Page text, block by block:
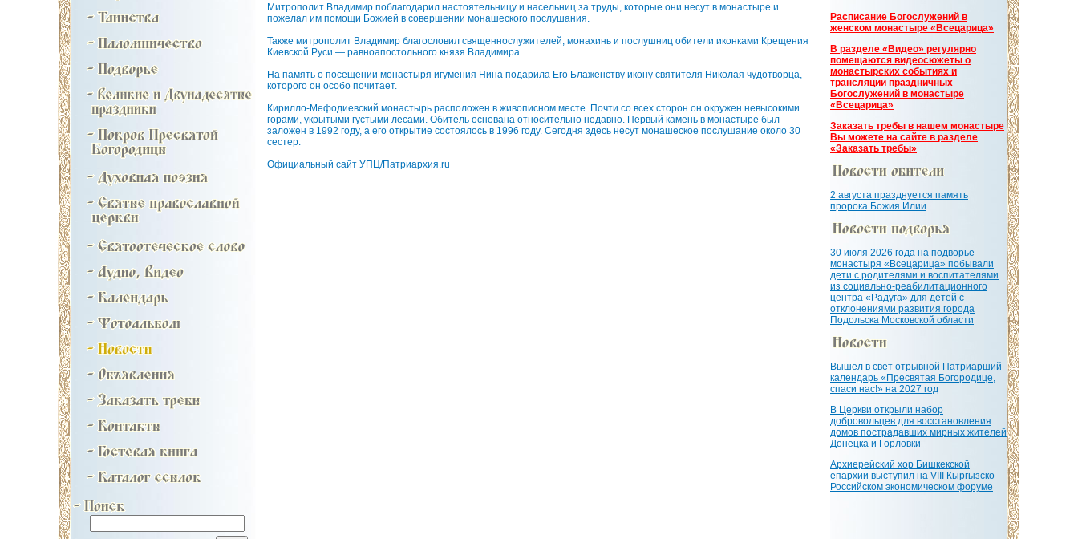
Митрополит Владимир поблагодарил настоятельницу и насельниц за труды, которые они несут в монастыре и
пожелал им помощи Божией в совершении монашеского послушания.
Также митрополит Владимир благословил священнослужителей, монахинь и послушниц обители иконками Крещения
Киевской Руси — равноапостольного князя Владимира.
На память о посещении монастыря игумения Нина подарила Его Блаженству икону святителя Николая чудотворца,
которого он особо почитает.
Кирилло-Мефодиевский монастырь расположен в живописном меcте. Почти со всех сторон он окружен невысокими
горами, укрытыми густыми лесами. Обитель основана относительно недавно. Первый камень в монастыре был
заложен в 1992 году, а его открытие состоялось в 1996 году. Сегодня здесь несут монашеское послушание около 30
сестер.
Официальный сайт УПЦ/Патриархия.ru
Расписание Богослужений в
женском монастыре «Всецарица»
В разделе «Видео» регулярно
помещаются видеосюжеты о
монастырских событиях и
трансляции праздничных
Богослужений в монастыре
«Всецарица»
Заказать требы в нашем монастыре
Вы можете на сайте в разделе
«Заказать требы»
2 августа празднуется память
пророка Божия Илии
30 июля 2026 года на подворье
монастыря «Всецарица» побывали
дети с родителями и воспитателями
из социально-реабилитационного
центра «Радуга» для детей с
отклонениями развития города
Подольска Московской области
Вышел в свет отрывной Патриарший
календарь «Пресвятая Богородице,
спаси нас!» на 2027 год
В Церкви открыли набор
добровольцев для восстановления
домов пострадавших мирных жителей
Донецка и Горловки
Архиерейский хор Бишкекской
епархии выступил на VIII Кыргызско-
Российском экономическом форуме